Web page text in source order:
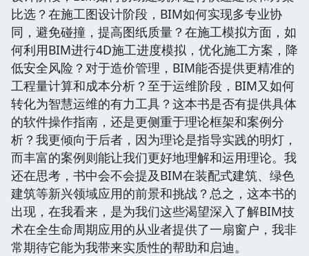
比选？在施工图设计阶段，BIM如何实现多专业协
同，避免碰撞，提高图纸质量？在施工模拟方面，如
何利用BIM进行4D施工进度模拟，优化施工方案，降
低安全风险？对于造价管理，BIM能否提供更精准的
工程量计算和成本分析？至于运维阶段，BIM又如何
转化为智慧运维的有力工具？这本书是否有提供具体
的软件操作指南，还是更侧重于理论框架和案例分
析？我更倾向于后者，因为理论是指导实践的明灯，
而丰富的案例则能让我们更好地理解和运用理论。我
还在思考，书中会不会提及BIM在装配式建筑、绿色
建筑等新兴领域应用的前景和挑战？总之，这本书的
出现，在我看来，是为我们这些渴望深入了解BIM技
术在全生命周期应用的从业者提供了一扇窗户，我非
常期待它能为我带来实质性的帮助和启迪。